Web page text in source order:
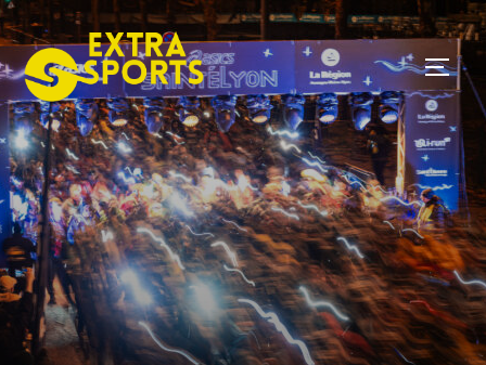
Skip
to
content